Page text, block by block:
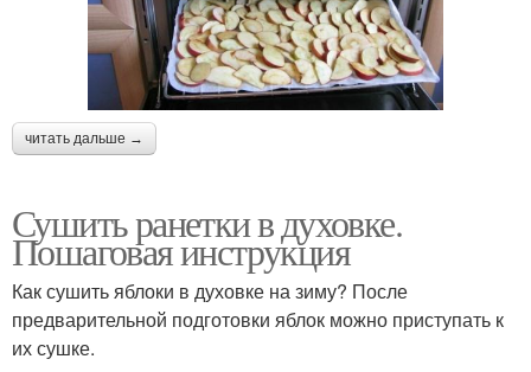
читать дальше →
Сушить ранетки в духовке.
Пошаговая инструкция
Как сушить яблоки в духовке на зиму? После
предварительной подготовки яблок можно приступать к
их сушке.